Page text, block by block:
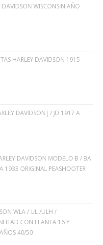
DAVIDSON WISCONSIN AÑO
HARLEY DAVIDSON 1915
DAVIDSON J / JD 1917 A
DAVIDSON MODELO B / BA
1933 ORIGINAL PEASHOOTER
WLA / UL /ULH /
CON LLANTA 16 Y
40/50